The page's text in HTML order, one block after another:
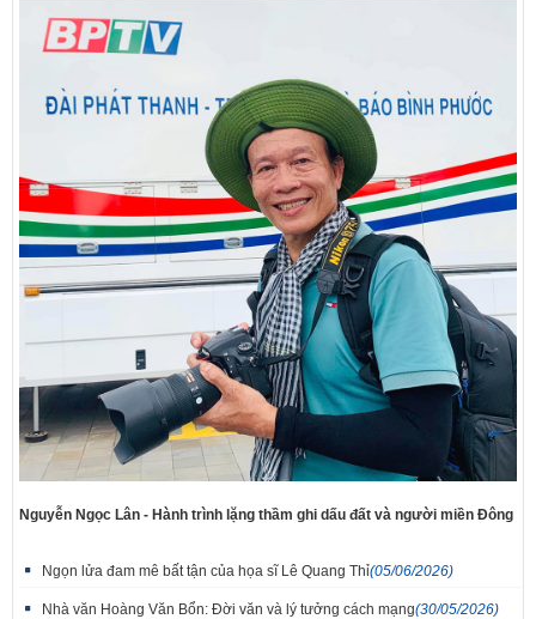
Nguyễn Ngọc Lân - Hành trình lặng thầm ghi dấu đất và người miền Đông
Ngọn lửa đam mê bất tận của họa sĩ Lê Quang Thỉ(05/06/2026)
Nhà văn Hoàng Văn Bổn: Đời văn và lý tưởng cách mạng(30/05/2026)